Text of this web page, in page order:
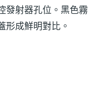
發射器孔位。黑色霧
形成鮮明對比。